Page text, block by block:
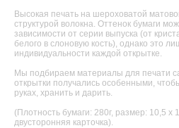
Высокая печать на шероховатой
структурой волокна. Оттенок бумаги
зависимости от серии выпуска (от
белого в слоновую кость), однако это
индивидуальности каждой открытке.
Мы подбираем материалы для печати
открытки получались особенными,
руках, хранить и дарить.
(Плотность бумаги: 280г, размер: 10,5 х
двусторонняя карточка).